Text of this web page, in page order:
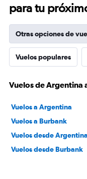
para tu
Otras opciones de
Vuelos populares
Vuelos de Argentina
Vuelos a Argentina
Vuelos a Burbank
Vuelos desde Argentina
Vuelos desde Burbank